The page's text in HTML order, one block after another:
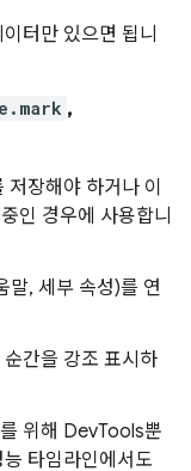
터만 있으면 됩니
,
장해야 하거나 이
인 경우에 사용합니
말, 세부 속성)를 연
간을 강조 표시하
위해 DevTools뿐
타임라인에서도